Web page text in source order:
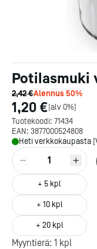
Potilasmuki
2,42 €Alennus50%
1,20 €[alv 0%]
Tuotekoodi: 71434
EAN: 3877000524808
Heti verkkokaupasta
1
+ 5 kpl
+ 10kpl
+ 20kpl
Myyntierä: 1 kpl
Kotipizza on
perustettu yritys,